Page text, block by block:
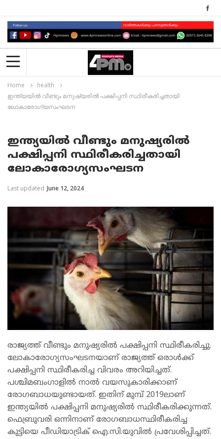
Home
health
ഇന്ത്യയിൽ വീണ്ടും മനുഷ്യരിൽ പക്ഷിപ്പനി സ്ഥിരീകരിച്ചതായി
ലോകാരോഗ്യസംഘടന
ഇന്ത്യയിൽ വീണ്ടും മനുഷ്യരിൽ
പക്ഷിപ്പനി സ്ഥിരീകരിച്ചതായി
ലോകാരോഗ്യസംഘടന
Last updated June 12, 2024
രാജ്യത്ത് വീണ്ടും മനുഷ്യരിൽ പക്ഷിപ്പനി സ്ഥിരീകരിച്ചു.
ലോകാരോഗ്യസംഘടനയാണ് രാജ്യത്ത് ഒരാൾക്ക്
പക്ഷിപ്പനി സ്ഥിരീകരിച്ച വിവരം അറിയിച്ചത്.
പശ്ചിമബംഗാളിൽ നാൽ വയസുകാരിക്കാണ്
രോഗബാധയുണ്ടായത്. ഇതിന് മുമ്പ് 2019ലാണ്
ഇന്ത്യയിൽ പക്ഷിപ്പനി മനുഷ്യരിൽ സ്ഥിരീകരിക്കുന്നത്.
ഫെബ്രുവരി ഒന്നിനാണ് രോഗബാധസ്ഥിരീകരിച്ച
കുട്ടിയെ പീഡിയാട്രിക് ഐ.സി.യുവിൽ പ്രവേശിപ്പിച്ചത്.